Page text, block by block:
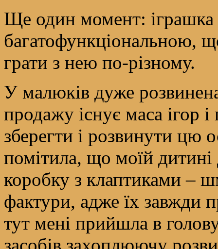
Ще один момент: іграшка
багатофункціональною,
грати з нею по-різному.
У малюків дуже
продажу існує маса ігор
зберегти і розвинути цю
помітила, що моїй
коробку з клаптиками –
фактури, адже їх завжди
тут мені прийшла в
засобів захоплюючу